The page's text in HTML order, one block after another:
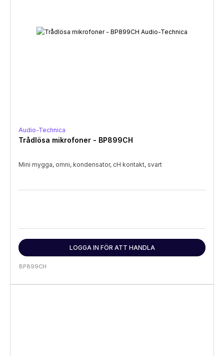
Audio-Technica
Trådlösa mikrofoner - BP899CH
Mini mygga, omni, kondensator, cH kontakt, svart
LOGGA IN FÖR ATT HANDLA
BP899CH